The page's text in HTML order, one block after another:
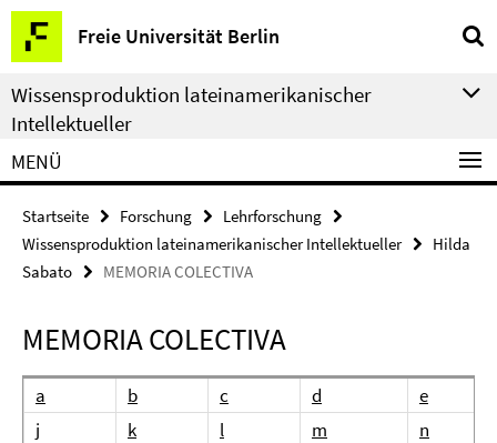
Springe
direkt
zu
Inhalt
Freie Universität Berlin
Service-
Navigation
Wissensproduktion lateinamerikanischer
Intellektueller
MENÜ
Startseite Forschung
Lehrforschung
Wissensproduktion lateinamerikanischer Intellektueller
Hilda
Sabato
MEMORIA COLECTIVA
MEMORIA COLECTIVA
a b c d
e
j
k l m
n